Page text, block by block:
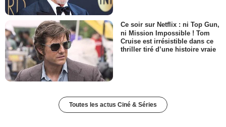
Ce soir sur Netflix : ni Top Gun,
ni Mission Impossible ! Tom
Cruise est irrésistible dans ce
thriller tiré d’une histoire vraie
Toutes les actus Ciné & Séries